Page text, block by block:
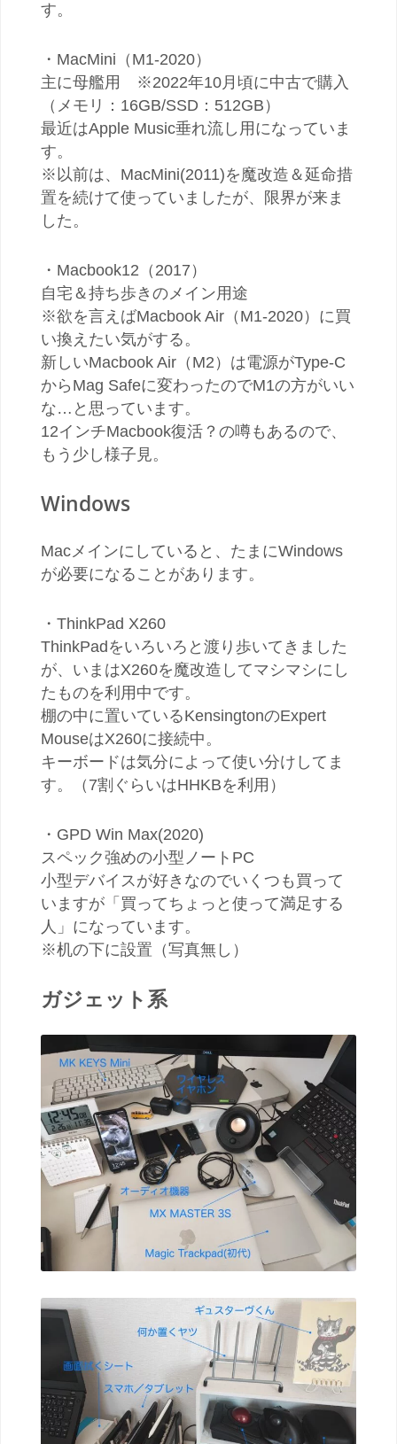
す。
・MacMini（M1-2020）
主に母艦用 ※2022年10月頃に中古で購入
（メモリ：16GB/SSD：512GB）
最近はApple Music垂れ流し用になっていま
す。
※以前は、MacMini(2011)を魔改造＆延命措
置を続けて使っていましたが、限界が来ま
した。
・Macbook12（2017）
自宅＆持ち歩きのメイン用途
※欲を言えばMacbook Air（M1-2020）に買
い換えたい気がする。
新しいMacbook Air（M2）は電源がType-C
からMag Safeに変わったのでM1の方がいい
な…と思っています。
12インチMacbook復活？の噂もあるので、
もう少し様子見。
Windows
Macメインにしていると、たまにWindows
が必要になることがあります。
・ThinkPad X260
ThinkPadをいろいろと渡り歩いてきました
が、いまはX260を魔改造してマシマシにし
たものを利用中です。
棚の中に置いているKensingtonのExpert
MouseはX260に接続中。
キーボードは気分によって使い分けしてま
す。（7割ぐらいはHHKBを利用）
・GPD Win Max(2020)
スペック強めの小型ノートPC
小型デバイスが好きなのでいくつも買って
いますが「買ってちょっと使って満足する
人」になっています。
※机の下に設置（写真無し）
ガジェット系